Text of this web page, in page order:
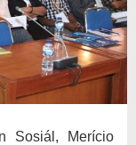
Sosiál, Merício